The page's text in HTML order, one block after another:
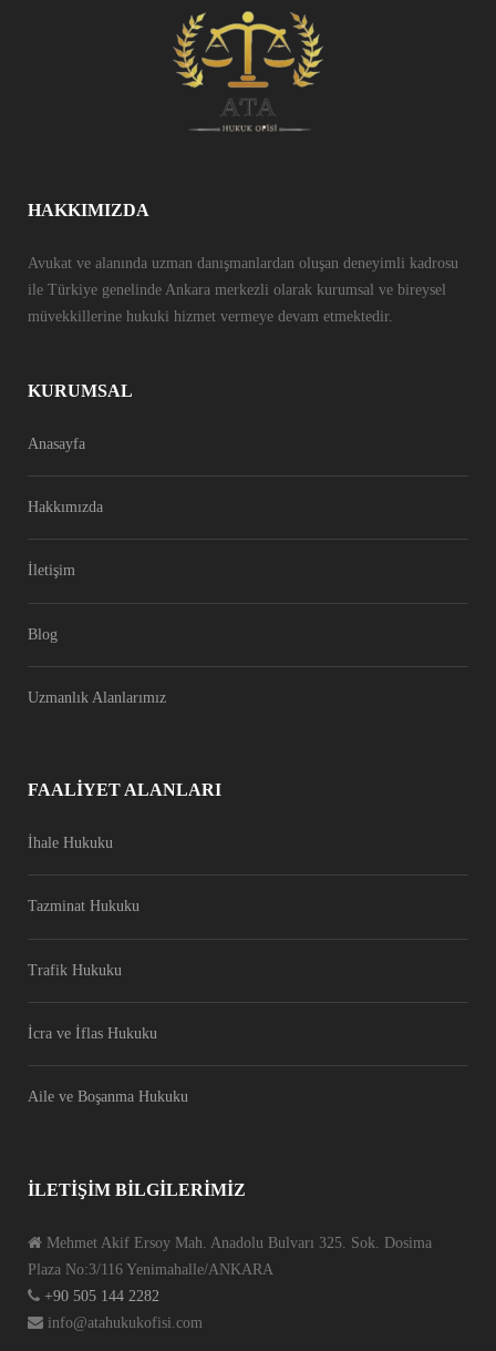
HAKKIMIZDA
Avukat ve alanında uzman danışmanlardan oluşan deneyimli kadrosu
ile Türkiye genelinde Ankara merkezli olarak kurumsal ve bireysel
müvekkillerine hukuki hizmet vermeye devam etmektedir.
KURUMSAL
Anasayfa
Hakkımızda
İletişim
Blog
Uzmanlık Alanlarımız
FAALIYET ALANLARI
İhale Hukuku
Tazminat Hukuku
Trafik Hukuku
İcra ve İflas Hukuku
Aile ve Boşanma Hukuku
İLETIŞIM BILGILERIMIZ
Mehmet Akif Ersoy Mah. Anadolu Bulvarı 325. Sok. Dosima
Plaza No:3/116 Yenimahalle/ANKARA
+90 505 144 2282
info@atahukukofisi.com